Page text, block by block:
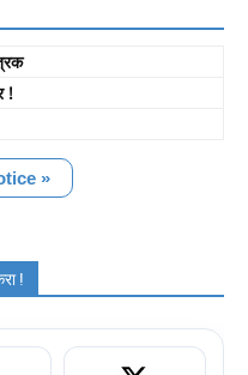
!
»
!